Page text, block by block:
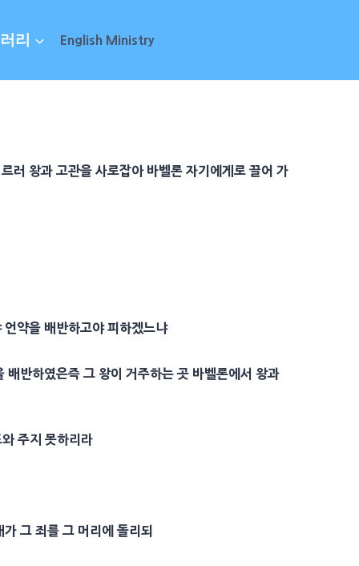
리 English Ministry
러 왕과 고관을 사로잡아 바벨론 자기에게로 끌어 가
약을 배반하고야 피하겠느냐
반하였은즉 그 왕이 거주하는 곳 바벨론에서 왕과
주지 못하리라
그 죄를 그 머리에 돌리되